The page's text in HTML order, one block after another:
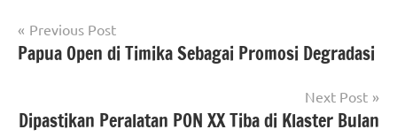
Navigasi
pos
Previous Post
Papua Open di Timika Sebagai Promosi Degradasi
Next Post
Dipastikan Peralatan PON XX Tiba di Klaster Bulan